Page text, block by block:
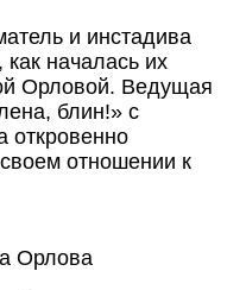
и инстадива
началась их
Орловой. Ведущая
блин!» с
откровенно
отношении к
Орлова